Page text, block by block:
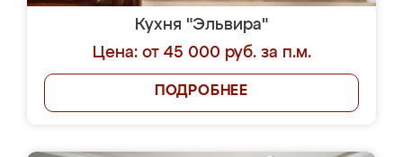
Кухня "Эльвира"
Цена: от 45 000 руб. за п.м.
ПОДРОБНЕЕ